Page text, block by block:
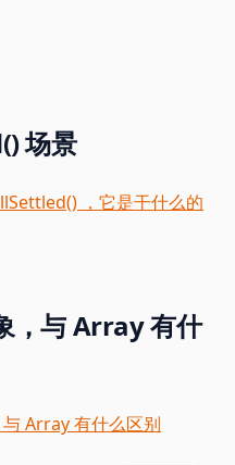
场景
，它是干什么的
，与 Array 有什
Array 有什么区别